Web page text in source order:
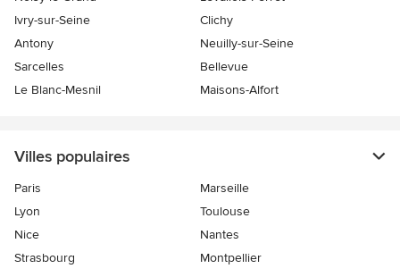
Ivry-sur-Seine
Clichy
Antony
Neuilly-sur-Seine
Sarcelles
Bellevue
Le Blanc-Mesnil
Maisons-Alfort
Villes populaires
Paris
Marseille
Lyon
Toulouse
Nice
Nantes
Strasbourg
Montpellier